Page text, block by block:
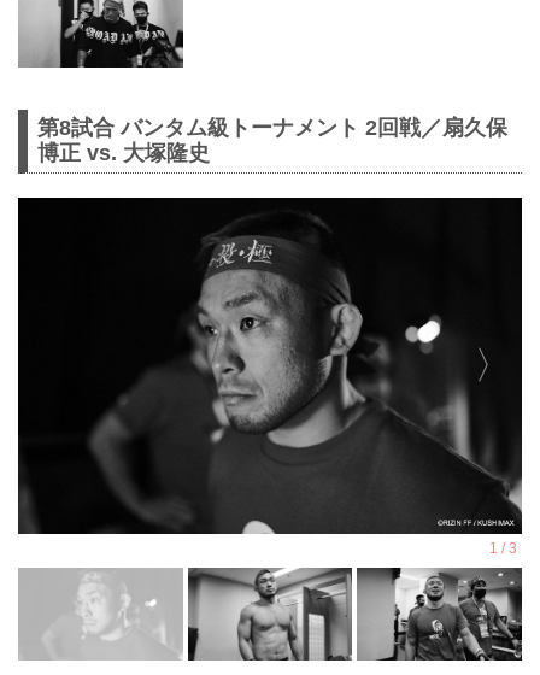
第8試合 バンタム級トーナメント 2回戦／扇久保
博正 vs. 大塚隆史